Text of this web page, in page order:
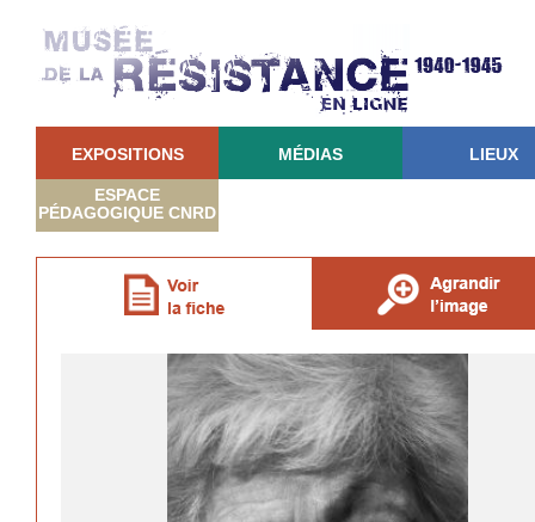
EXPOSITIONS MÉDIAS LIEUX
ESPACE
PÉDAGOGIQUE CNRD